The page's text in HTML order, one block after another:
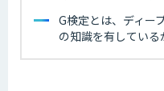
G検定とは、ディー
の知識を有してい